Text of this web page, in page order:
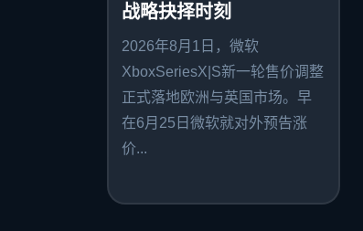
战略抉择时刻
2026年8月1日，微软
XboxSeriesX|S新一轮售价调整
正式落地欧洲与英国市场。早
在6月25日微软就对外预告涨
价...